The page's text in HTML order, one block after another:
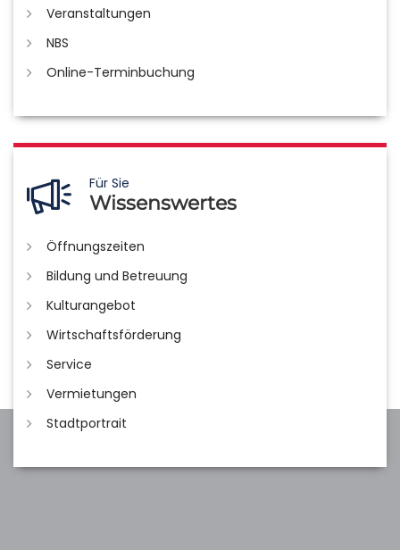
Veranstaltungen
NBS
Online-Terminbuchung
Für Sie
Wissenswertes
Öffnungszeiten
Bildung und Betreuung
Kulturangebot
Wirtschaftsförderung
Service
Vermietungen
Stadtportrait